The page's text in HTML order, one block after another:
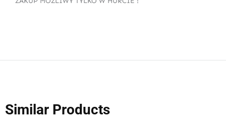
Similar Products